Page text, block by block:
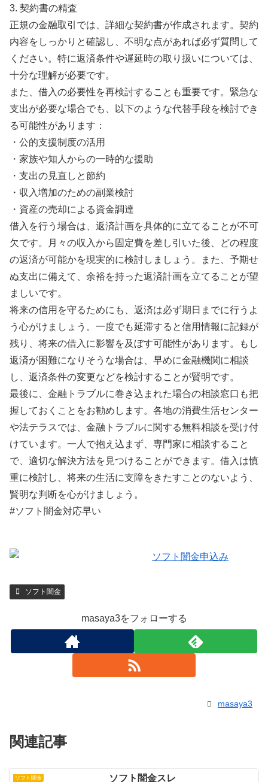
3. 契約書の精査
正規の金融取引では、詳細な契約書が作成されます。契約
内容をしっかりと確認し、不明な点があれば必ず質問して
ください。特に返済条件や遅延時の取り扱いについては、
十分な理解が必要です。
また、借入の必要性を再検討することも重要です。緊急な
支出が必要な場合でも、以下のような代替手段を検討でき
る可能性があります：
・公的支援制度の活用
・家族や知人からの一時的な援助
・支出の見直しと節約
・収入増加のための副業検討
・資産の売却による資金調達
借入を行う場合は、返済計画を具体的に立てることが不可
欠です。月々の収入から固定費を差し引いた後、どの程度
の返済が可能かを現実的に検討しましょう。また、予期せ
ぬ支出に備えて、余裕を持った返済計画を立てることが望
ましいです。
将来の信用を守るためにも、返済は必ず期日までに行うよ
う心がけましょう。一度でも延滞すると信用情報に記録が
残り、将来の借入に影響を及ぼす可能性があります。もし
返済が困難になりそうな場合は、早めに金融機関に相談
し、返済条件の変更などを検討することが賢明です。
最後に、金融トラブルに巻き込まれた場合の相談窓口も把
握しておくことをお勧めします。各地の消費生活センター
や法テラスでは、金融トラブルに関する無料相談を受け付
けています。一人で抱え込まず、専門家に相談すること
で、適切な解決方法を見つけることができます。借入は慎
重に検討し、将来の生活に支障をきたすことのないよう、
賢明な判断を心がけましょう。
#ソフト闇金対応早い
ソフト闇金
masaya3をフォローする
masaya3
関連記事
ソフト闇金 ソフト闇金スレ